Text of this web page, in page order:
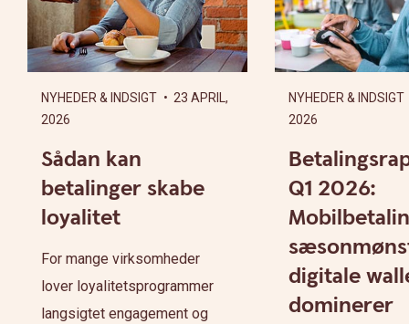
NYHEDER & INDSIGT • 23 APRIL,
2026
Sådan kan
betalinger skabe
loyalitet
For mange virksomheder
lover loyalitetsprogrammer
langsigtet engagement og
NYHEDER & INDSIGT
2026
Q1 2026:
digitale
dominerer